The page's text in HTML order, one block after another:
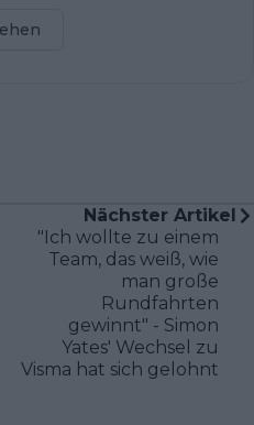
Nächster Artikel
"Ich wollte zu einem
Team, das weiß, wie
man große
Rundfahrten
gewinnt" - Simon
Yates' Wechsel zu
Visma hat sich gelohnt